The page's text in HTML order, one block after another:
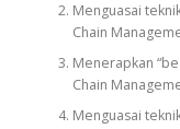
Menguasai
Chain
Menerapkan
Chain
Menguasai